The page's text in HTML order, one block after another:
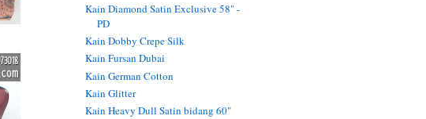
Kain Diamond Satin Exclusive 58" -
PD
Kain Dobby Crepe Silk
Kain Fursan Dubai
Kain German Cotton
Kain Glitter
Kain Heavy Dull Satin bidang 60"